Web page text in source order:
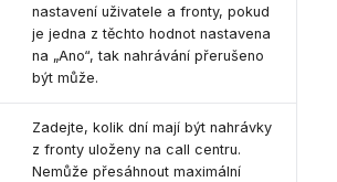
nastavení uživatele a fronty, pokud
je jedna z těchto hodnot nastavena
na „Ano“, tak nahrávání přerušeno
být může.
Zadejte, kolik dní mají být nahrávky
z fronty uloženy na call centru.
Nemůže přesáhnout maximální